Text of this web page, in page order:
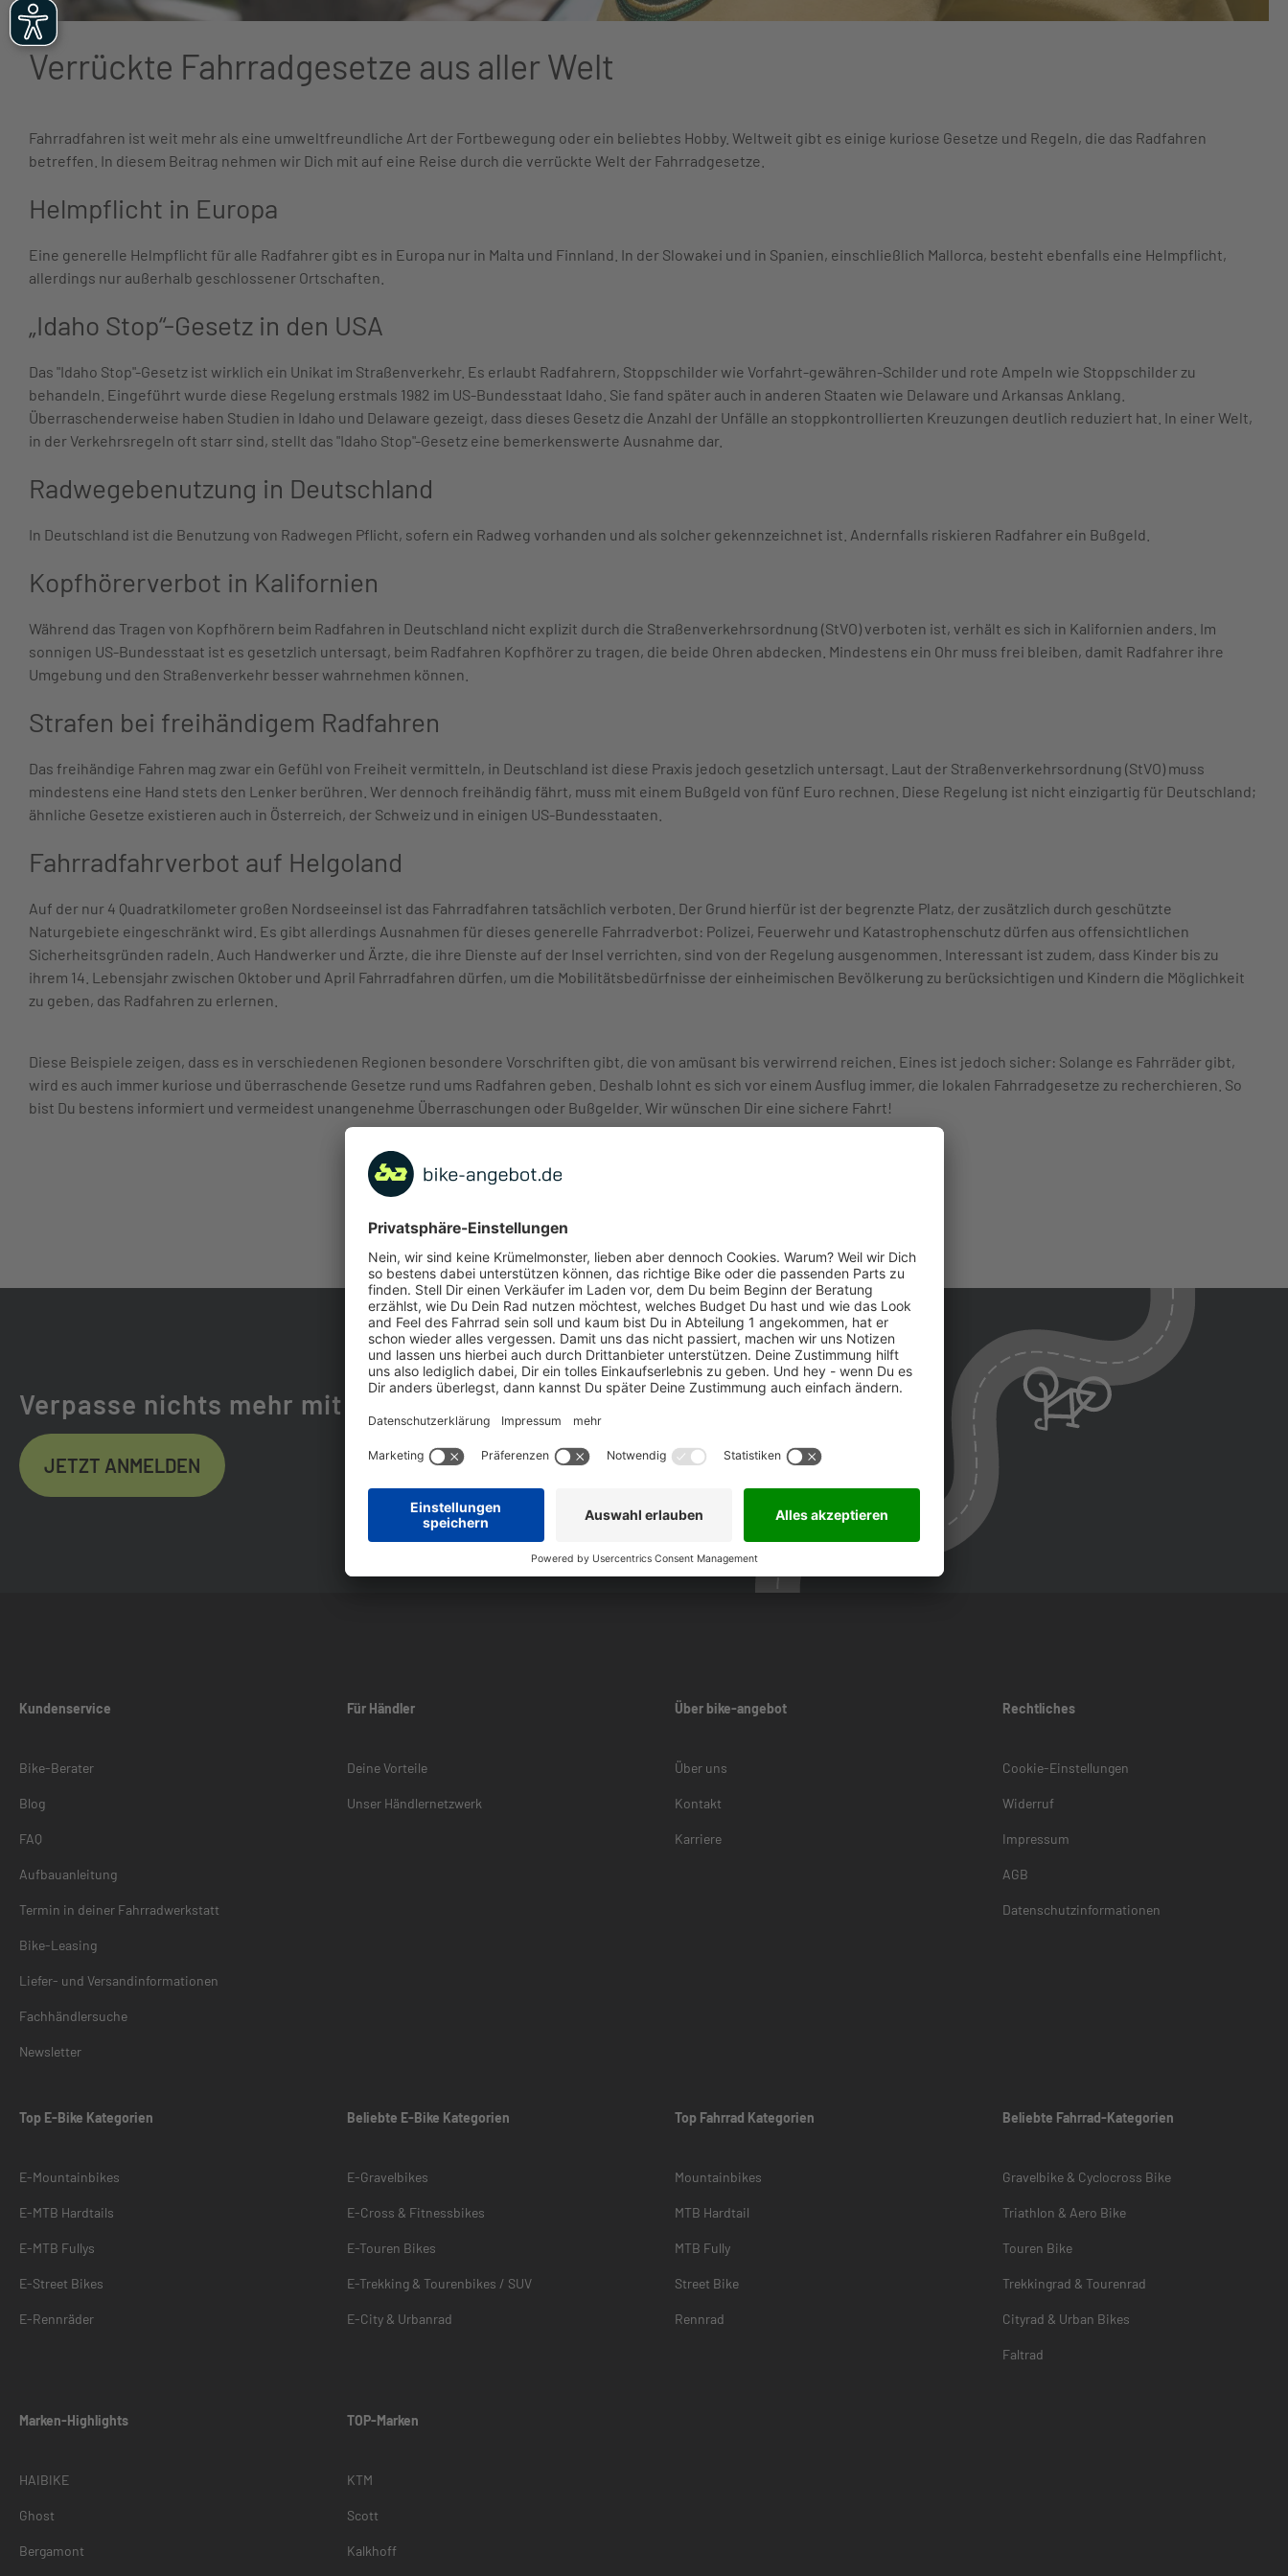
Verrückte Fahrradgesetze aus aller Welt
Fahrradfahren ist weit mehr als eine umweltfreundliche Art der Fortbewegung oder ein beliebtes Hobby. Weltweit gibt es einige kuriose Gesetze und Regeln, die das Radfahren
betreffen. In diesem Beitrag nehmen wir Dich mit auf eine Reise durch die verrückte Welt der Fahrradgesetze.
Helmpflicht in Europa
Eine generelle Helmpflicht für alle Radfahrer gibt es in Europa nur in Malta und Finnland. In der Slowakei und in Spanien, einschließlich Mallorca, besteht ebenfalls eine Helmpflicht,
allerdings nur außerhalb geschlossener Ortschaften.
„Idaho Stop“-Gesetz in den USA
Das "Idaho Stop"-Gesetz ist wirklich ein Unikat im Straßenverkehr. Es erlaubt Radfahrern, Stoppschilder wie Vorfahrt-gewähren-Schilder und rote Ampeln wie Stoppschilder zu
behandeln. Eingeführt wurde diese Regelung erstmals 1982 im US-Bundesstaat Idaho. Sie fand später auch in anderen Staaten wie Delaware und Arkansas Anklang.
Überraschenderweise haben Studien in Idaho und Delaware gezeigt, dass dieses Gesetz die Anzahl der Unfälle an stoppkontrollierten Kreuzungen deutlich reduziert hat. In einer Welt,
in der Verkehrsregeln oft starr sind, stellt das "Idaho Stop"-Gesetz eine bemerkenswerte Ausnahme dar.
Radwegebenutzung in Deutschland
In Deutschland ist die Benutzung von Radwegen Pflicht, sofern ein Radweg vorhanden und als solcher gekennzeichnet ist. Andernfalls riskieren Radfahrer ein Bußgeld.
Kopfhörerverbot in Kalifornien
Während das Tragen von Kopfhörern beim Radfahren in Deutschland nicht explizit durch die Straßenverkehrsordnung (StVO) verboten ist, verhält es sich in Kalifornien anders. Im
sonnigen US-Bundesstaat ist es gesetzlich untersagt, beim Radfahren Kopfhörer zu tragen, die beide Ohren abdecken. Mindestens ein Ohr muss frei bleiben, damit Radfahrer ihre
Umgebung und den Straßenverkehr besser wahrnehmen können.
Strafen bei freihändigem Radfahren
Das freihändige Fahren mag zwar ein Gefühl von Freiheit vermitteln, in Deutschland ist diese Praxis jedoch gesetzlich untersagt. Laut der Straßenverkehrsordnung (StVO) muss
mindestens eine Hand stets den Lenker berühren. Wer dennoch freihändig fährt, muss mit einem Bußgeld von fünf Euro rechnen. Diese Regelung ist nicht einzigartig für Deutschland;
ähnliche Gesetze existieren auch in Österreich, der Schweiz und in einigen US-Bundesstaaten.
Fahrradfahrverbot auf Helgoland
Auf der nur 4 Quadratkilometer großen Nordseeinsel ist das Fahrradfahren tatsächlich verboten. Der Grund hierfür ist der begrenzte Platz, der zusätzlich durch geschützte
Naturgebiete eingeschränkt wird. Es gibt allerdings Ausnahmen für dieses generelle Fahrradverbot: Polizei, Feuerwehr und Katastrophenschutz dürfen aus offensichtlichen
Sicherheitsgründen radeln. Auch Handwerker und Ärzte, die ihre Dienste auf der Insel verrichten, sind von der Regelung ausgenommen. Interessant ist zudem, dass Kinder bis zu
ihrem 14. Lebensjahr zwischen Oktober und April Fahrradfahren dürfen, um die Mobilitätsbedürfnisse der einheimischen Bevölkerung zu berücksichtigen und Kindern die Möglichkeit
zu geben, das Radfahren zu erlernen.
Diese Beispiele zeigen, dass es in verschiedenen Regionen besondere Vorschriften gibt, die von amüsant bis verwirrend reichen. Eines ist jedoch sicher: Solange es Fahrräder gibt,
wird es auch immer kuriose und überraschende Gesetze rund ums Radfahren geben. Deshalb lohnt es sich vor einem Ausflug immer, die lokalen Fahrradgesetze zu recherchieren. So
bist Du bestens informiert und vermeidest unangenehme Überraschungen oder Bußgelder. Wir wünschen Dir eine sichere Fahrt!
Verpasse nichts mehr mit dem bike-angebot Newsletter
JETZT ANMELDEN
Kundenservice
Bike-Berater
Blog
FAQ
Aufbauanleitung
Termin in deiner Fahrradwerkstatt
Bike-Leasing
Liefer- und Versandinformationen
Fachhändlersuche
Newsletter
Für Händler
Deine Vorteile
Unser Händlernetzwerk
Über bike-angebot
Über uns
Kontakt
Karriere
Rechtliches
Cookie-Einstellungen
Widerruf
Impressum
AGB
Datenschutzinformationen
Top E-Bike Kategorien
E-Mountainbikes
E-MTB Hardtails
E-MTB Fullys
E-Street Bikes
E-Rennräder
Beliebte E-Bike Kategorien
E-Gravelbikes
E-Cross & Fitnessbikes
E-Touren Bikes
E-Trekking & Tourenbikes / SUV
E-City & Urbanrad
Top Fahrrad Kategorien
Mountainbikes
MTB Hardtail
MTB Fully
Street Bike
Rennrad
Beliebte Fahrrad-Kategorien
Gravelbike & Cyclocross Bike
Triathlon & Aero Bike
Touren Bike
Trekkingrad & Tourenrad
Cityrad & Urban Bikes
Faltrad
Marken-Highlights
HAIBIKE
Ghost
Bergamont
TOP-Marken
KTM
Scott
Kalkhoff